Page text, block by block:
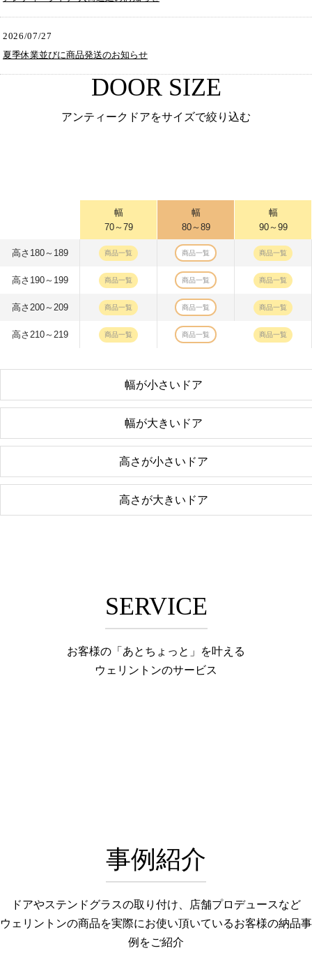
2026/07/27
夏季休業並びに商品発送のお知らせ
DOOR SIZE
アンティークドアをサイズで絞り込む
幅
70～79
幅
80～89
幅
90～99
高さ180～189 商品一覧 商品一覧 商品一覧
高さ190～199 商品一覧 商品一覧 商品一覧
高さ200～209 商品一覧 商品一覧 商品一覧
高さ210～219 商品一覧 商品一覧 商品一覧
幅が小さいドア
幅が大きいドア
高さが小さいドア
高さが大きいドア
SERVICE
お客様の「あとちょっと」を叶える
ウェリントンのサービス
事例紹介
ドアやステンドグラスの取り付け、店舗プロデュースなど
ウェリントンの商品を実際にお使い頂いているお客様の納品事
例をご紹介